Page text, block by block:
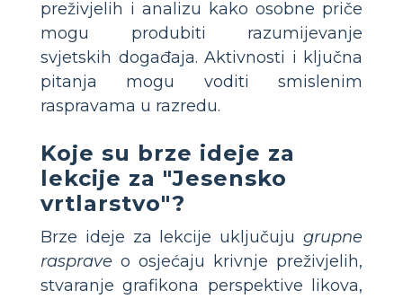
preživjelih i analizu kako osobne priče
mogu produbiti razumijevanje
svjetskih događaja. Aktivnosti i ključna
pitanja mogu voditi smislenim
raspravama u razredu.
Koje su brze ideje za
lekcije za "Jesensko
vrtlarstvo"?
Brze ideje za lekcije uključuju grupne
rasprave o osjećaju krivnje preživjelih,
stvaranje grafikona perspektive likova,